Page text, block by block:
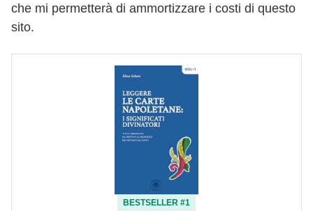
che mi permetterà di ammortizzare i costi di questo
sito.
BESTSELLER #1